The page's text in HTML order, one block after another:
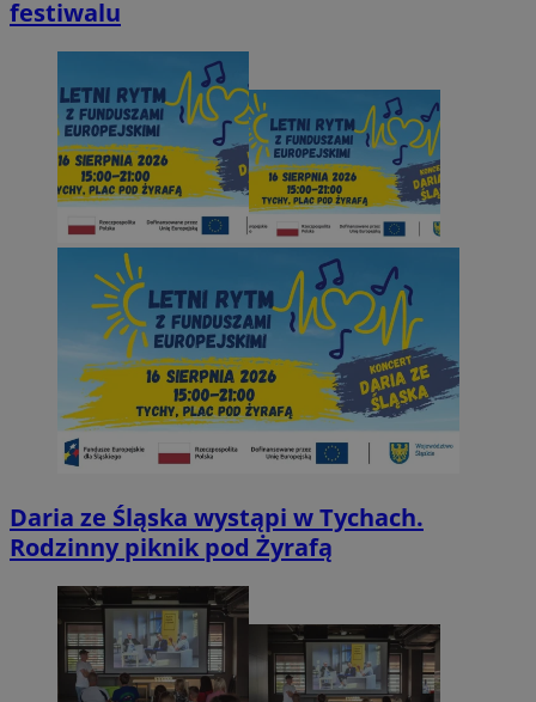
festiwalu
Daria ze Śląska wystąpi w Tychach.
Rodzinny piknik pod Żyrafą